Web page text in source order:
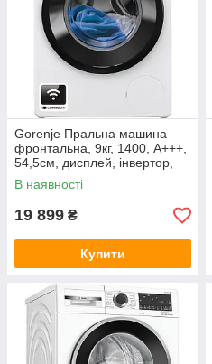
Gorenje Пральна машина
фронтальна, 9кг, 1400, A+++,
54,5см, дисплей, інвертор,
пара, Wi-Fi, білий
В наявності
19 899 ₴
Купити